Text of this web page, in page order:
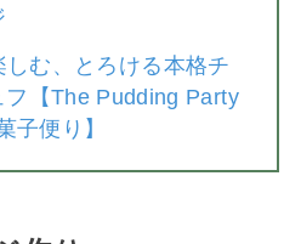
む、とろける本格チ
フ【The Pudding Party
子便り】